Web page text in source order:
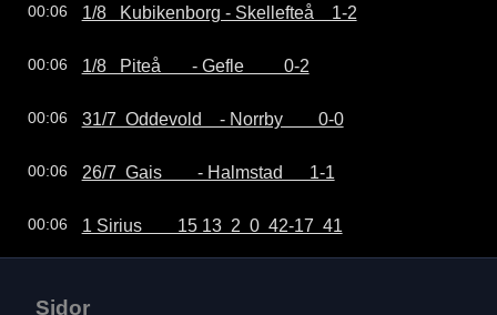
00:06 1/8   Kubikenborg - Skellefteå    1-2
00:06 1/8   Piteå       - Gefle         0-2
00:06 31/7  Oddevold    - Norrby        0-0
00:06 26/7  Gais        - Halmstad      1-1
00:06 1 Sirius        15 13  2  0  42-17  41
Sidor